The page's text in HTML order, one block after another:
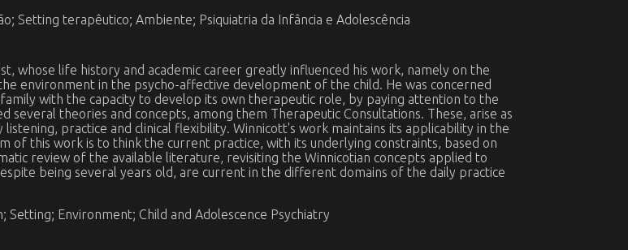
Setting terapêutico; Ambiente; Psiquiatria da Infância e Adolescência
whose life history and academic career greatly influenced his work, namely on the
environment in the psycho-affective development of the child. He was concerned
with the capacity to develop its own therapeutic role, by paying attention to the
several theories and concepts, among them Therapeutic Consultations. These, arise as
practice and clinical flexibility. Winnicott's work maintains its applicability in the
of this work is to think the current practice, with its underlying constraints, based on
review of the available literature, revisiting the Winnicotian concepts applied to
being several years old, are current in the different domains of the daily practice
Environment; Child and Adolescence Psychiatry